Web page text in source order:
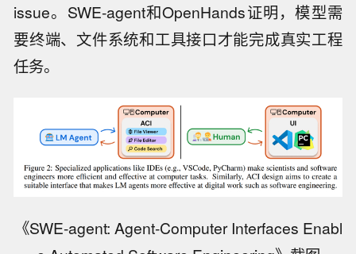
issue。SWE-agent和OpenHands证明，模型需
要终端、文件系统和工具接口才能完成真实工程
任务。
《SWE-agent: Agent-Computer Interfaces Enabl